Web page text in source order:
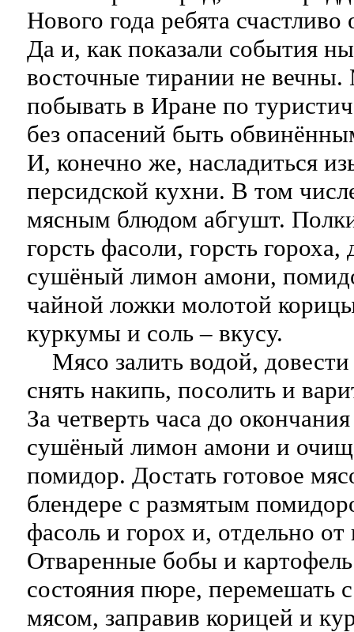
Нового года ребята счастливо
Да и, как показали события
восточные тирании не
побывать в Иране по
без опасений быть
И, конечно же, насладиться
персидской кухни. В том
мясным блюдом абгушт.
горсть фасоли, горсть
сушёный лимон амони,
чайной ложки молотой
куркумы и соль – вкусу.
Мясо залить водой,
снять накипь, посолить и
За четверть часа до
сушёный лимон амони и
помидор. Достать готовое
блендере с размятым
фасоль и горох и, отдельно
Отваренные бобы и
состояния пюре, перемешать
мясом, заправив корицей и